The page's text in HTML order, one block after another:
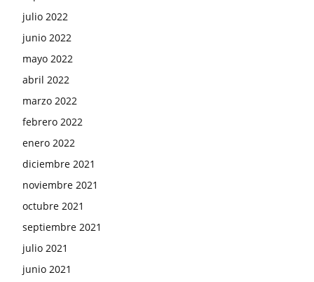
julio 2022
junio 2022
mayo 2022
abril 2022
marzo 2022
febrero 2022
enero 2022
diciembre 2021
noviembre 2021
octubre 2021
septiembre 2021
julio 2021
junio 2021